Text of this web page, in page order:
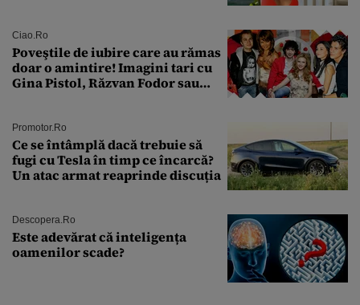
îmi salvez viața”
Ciao.ro
Poveştile de iubire care au rămas
doar o amintire! Imagini tari cu
Gina Pistol, Răzvan Fodor sau
Promotor.ro
Ce se întâmplă dacă trebuie să
fugi cu Tesla în timp ce încarcă?
Un atac armat reaprinde discuția
Descopera.ro
Este adevărat că inteligența
oamenilor scade?